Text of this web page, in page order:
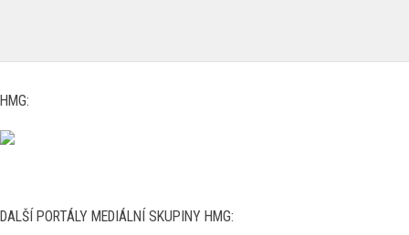
HMG:
DALŠÍ PORTÁLY MEDIÁLNÍ SKUPINY HMG: